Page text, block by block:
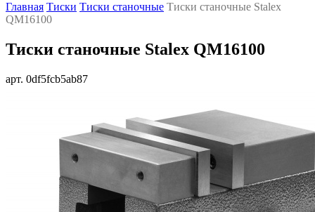
Главная Тиски Тиски станочные Тиски станочные Stalex
QM16100
Тиски станочные Stalex QM16100
арт. 0df5fcb5ab87